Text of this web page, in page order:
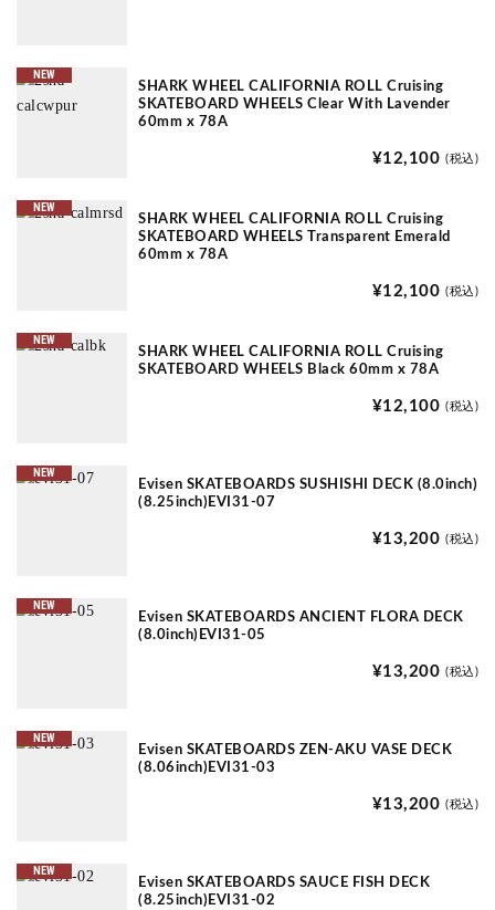
NEW
SHARK WHEEL CALIFORNIA ROLL Cruising
SKATEBOARD WHEELS Clear With Lavender
60mm x 78A
¥12,100 (税込)
NEW
SHARK WHEEL CALIFORNIA ROLL Cruising
SKATEBOARD WHEELS Transparent Emerald
60mm x 78A
¥12,100 (税込)
NEW
SHARK WHEEL CALIFORNIA ROLL Cruising
SKATEBOARD WHEELS Black 60mm x 78A
¥12,100 (税込)
NEW
Evisen SKATEBOARDS SUSHISHI DECK (8.0inch)
(8.25inch)EVI31-07
¥13,200 (税込)
NEW
Evisen SKATEBOARDS ANCIENT FLORA DECK
(8.0inch)EVI31-05
¥13,200 (税込)
NEW
Evisen SKATEBOARDS ZEN-AKU VASE DECK
(8.06inch)EVI31-03
¥13,200 (税込)
NEW
Evisen SKATEBOARDS SAUCE FISH DECK
(8.25inch)EVI31-02